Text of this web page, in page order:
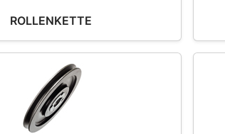
ROLLENKETTE